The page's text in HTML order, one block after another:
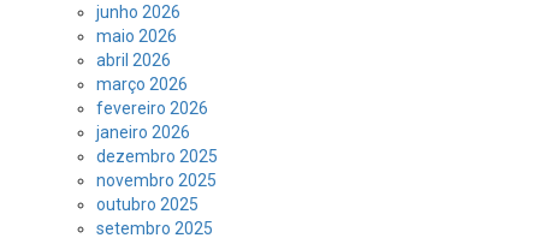
junho 2026
maio 2026
abril 2026
março 2026
fevereiro 2026
janeiro 2026
dezembro 2025
novembro 2025
outubro 2025
setembro 2025